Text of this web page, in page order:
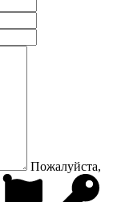
Пожалуйста,